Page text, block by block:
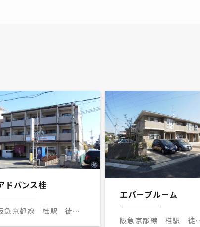
ドバンス桂
急京都線 桂駅 徒歩
エバーブルーム
阪急京都線 桂駅 徒